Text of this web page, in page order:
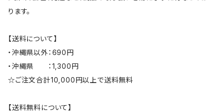
ります。
【送料について】
・沖縄県以外：690円
・沖縄県 ：1,300円
☆ご注文合計10,000円以上で送料無料
【送料無料について】